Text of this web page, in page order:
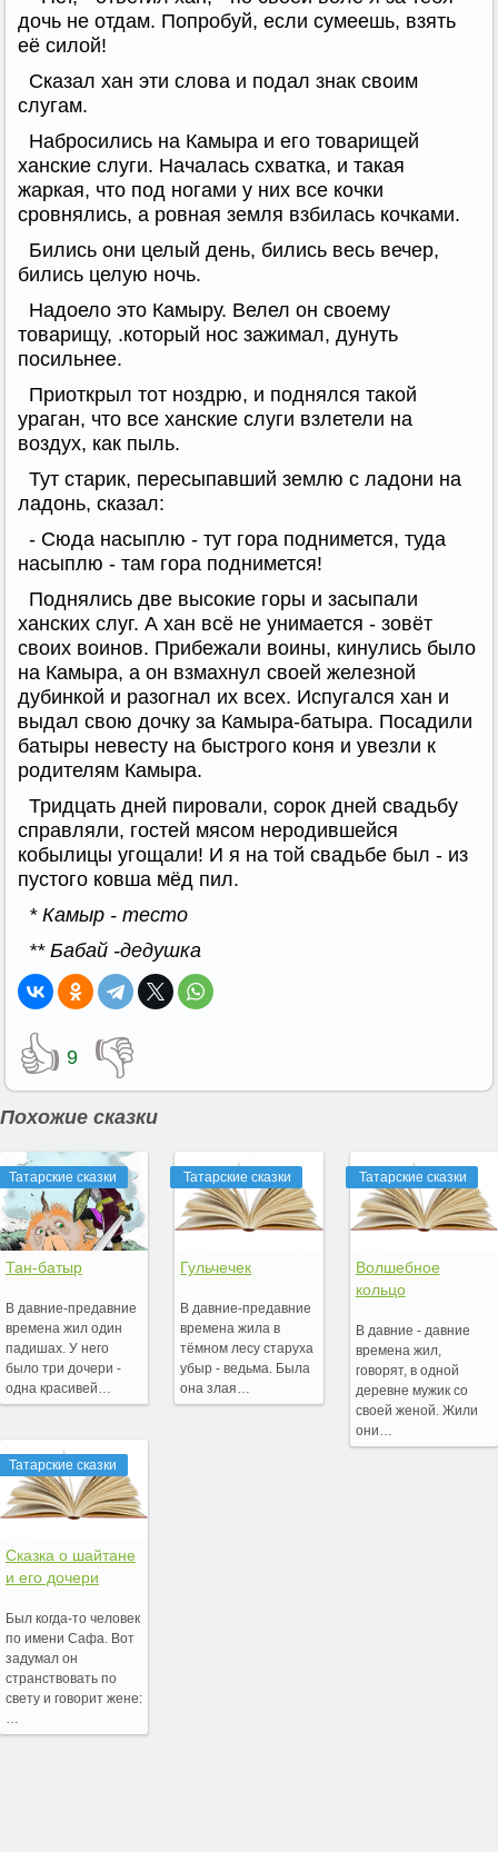
дочь не отдам. Попробуй, если сумеешь, взять
её силой!
Сказал хан эти слова и подал знак своим
слугам.
Набросились на Камыра и его товарищей
ханские слуги. Началась схватка, и такая
жаркая, что под ногами у них все кочки
сровнялись, а ровная земля взбилась кочками.
Бились они целый день, бились весь вечер,
бились целую ночь.
Надоело это Камыру. Велел он своему
товарищу, .который нос зажимал, дунуть
посильнее.
Приоткрыл тот ноздрю, и поднялся такой
ураган, что все ханские слуги взлетели на
воздух, как пыль.
Тут старик, пересыпавший землю с ладони на
ладонь, сказал:
- Сюда насыплю - тут гора поднимется, туда
насыплю - там гора поднимется!
Поднялись две высокие горы и засыпали
ханских слуг. А хан всё не унимается - зовёт
своих воинов. Прибежали воины, кинулись было
на Камыра, а он взмахнул своей железной
дубинкой и разогнал их всех. Испугался хан и
выдал свою дочку за Камыра-батыра. Посадили
батыры невесту на быстрого коня и увезли к
родителям Камыра.
Тридцать дней пировали, сорок дней свадьбу
справляли, гостей мясом неродившейся
кобылицы угощали! И я на той свадьбе был - из
пустого ковша мёд пил.
* Камыр - тесто
** Бабай -дедушка
👍 9 👎
Похожие сказки
Татарские сказки
Тан-батыр
В давние-предавние
времена жил один
падишах. У него
было три дочери -
одна красивей…
Татарские сказки
Cказка о шайтане
и его дочери
Был когда-то человек
по имени Сафа. Вот
задумал он
странствовать по
свету и говорит жене:
Татарские сказки
Гульчечек
В давние-предавние
времена жила в
тёмном лесу старуха
убыр - ведьма. Была
она злая…
Татарские сказки
Волшебное
кольцо
В давние - давние
времена жил,
говорят, в одной
деревне мужик со
своей женой. Жили
они…